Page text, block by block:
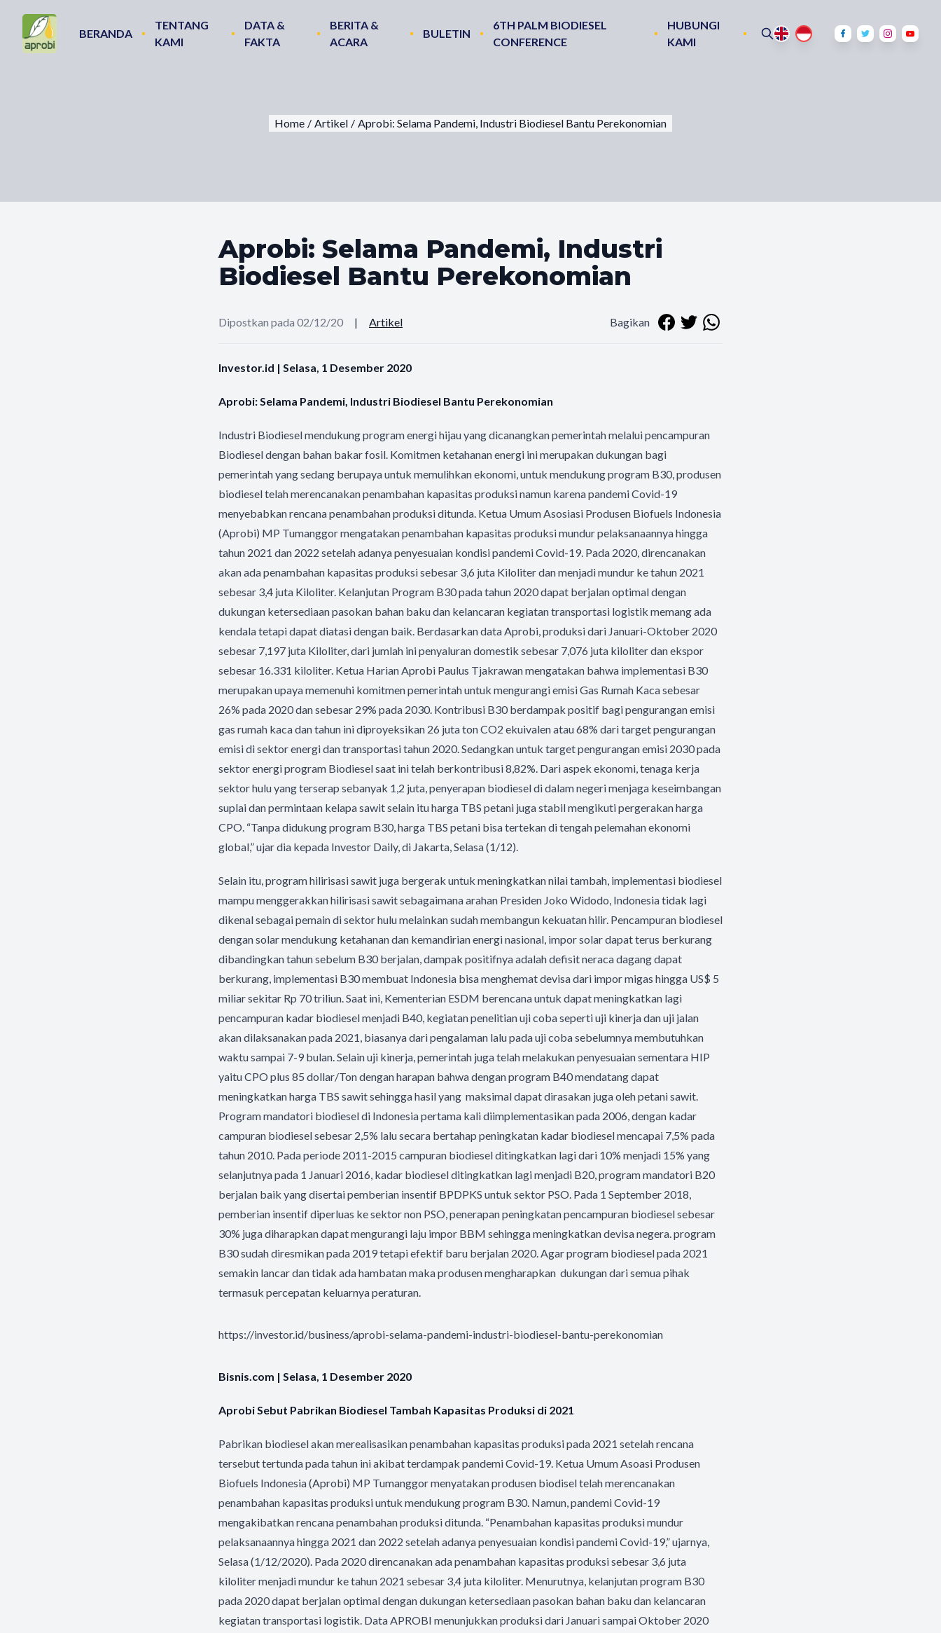
BERANDA
TENTANG
KAMI
DATA &
FAKTA
BERITA &
ACARA
BULETIN
6TH PALM BIODIESEL
CONFERENCE
HUBUNGI
KAMI
Home / Artikel / Aprobi: Selama Pandemi, Industri Biodiesel Bantu Perekonomian
Aprobi: Selama Pandemi, Industri
Biodiesel Bantu Perekonomian
Dipostkan pada 02/12/20 | Artikel Bagikan
Investor.id | Selasa, 1 Desember 2020
Aprobi: Selama Pandemi, Industri Biodiesel Bantu Perekonomian
Industri Biodiesel mendukung program energi hijau yang dicanangkan pemerintah melalui pencampuran
Biodiesel dengan bahan bakar fosil. Komitmen ketahanan energi ini merupakan dukungan bagi
pemerintah yang sedang berupaya untuk memulihkan ekonomi, untuk mendukung program B30, produsen
biodiesel telah merencanakan penambahan kapasitas produksi namun karena pandemi Covid-19
menyebabkan rencana penambahan produksi ditunda. Ketua Umum Asosiasi Produsen Biofuels Indonesia
(Aprobi) MP Tumanggor mengatakan penambahan kapasitas produksi mundur pelaksanaannya hingga
tahun 2021 dan 2022 setelah adanya penyesuaian kondisi pandemi Covid-19. Pada 2020, direncanakan
akan ada penambahan kapasitas produksi sebesar 3,6 juta Kiloliter dan menjadi mundur ke tahun 2021
sebesar 3,4 juta Kiloliter. Kelanjutan Program B30 pada tahun 2020 dapat berjalan optimal dengan
dukungan ketersediaan pasokan bahan baku dan kelancaran kegiatan transportasi logistik memang ada
kendala tetapi dapat diatasi dengan baik. Berdasarkan data Aprobi, produksi dari Januari-Oktober 2020
sebesar 7,197 juta Kiloliter, dari jumlah ini penyaluran domestik sebesar 7,076 juta kiloliter dan ekspor
sebesar 16.331 kiloliter. Ketua Harian Aprobi Paulus Tjakrawan mengatakan bahwa implementasi B30
merupakan upaya memenuhi komitmen pemerintah untuk mengurangi emisi Gas Rumah Kaca sebesar
26% pada 2020 dan sebesar 29% pada 2030. Kontribusi B30 berdampak positif bagi pengurangan emisi
gas rumah kaca dan tahun ini diproyeksikan 26 juta ton CO2 ekuivalen atau 68% dari target pengurangan
emisi di sektor energi dan transportasi tahun 2020. Sedangkan untuk target pengurangan emisi 2030 pada
sektor energi program Biodiesel saat ini telah berkontribusi 8,82%. Dari aspek ekonomi, tenaga kerja
sektor hulu yang terserap sebanyak 1,2 juta, penyerapan biodiesel di dalam negeri menjaga keseimbangan
suplai dan permintaan kelapa sawit selain itu harga TBS petani juga stabil mengikuti pergerakan harga
CPO. “Tanpa didukung program B30, harga TBS petani bisa tertekan di tengah pelemahan ekonomi
global,” ujar dia kepada Investor Daily, di Jakarta, Selasa (1/12).
Selain itu, program hilirisasi sawit juga bergerak untuk meningkatkan nilai tambah, implementasi biodiesel
mampu menggerakkan hilirisasi sawit sebagaimana arahan Presiden Joko Widodo, Indonesia tidak lagi
dikenal sebagai pemain di sektor hulu melainkan sudah membangun kekuatan hilir. Pencampuran biodiesel
dengan solar mendukung ketahanan dan kemandirian energi nasional, impor solar dapat terus berkurang
dibandingkan tahun sebelum B30 berjalan, dampak positifnya adalah defisit neraca dagang dapat
berkurang, implementasi B30 membuat Indonesia bisa menghemat devisa dari impor migas hingga US$ 5
miliar sekitar Rp 70 triliun. Saat ini, Kementerian ESDM berencana untuk dapat meningkatkan lagi
pencampuran kadar biodiesel menjadi B40, kegiatan penelitian uji coba seperti uji kinerja dan uji jalan
akan dilaksanakan pada 2021, biasanya dari pengalaman lalu pada uji coba sebelumnya membutuhkan
waktu sampai 7-9 bulan. Selain uji kinerja, pemerintah juga telah melakukan penyesuaian sementara HIP
yaitu CPO plus 85 dollar/Ton dengan harapan bahwa dengan program B40 mendatang dapat
meningkatkan harga TBS sawit sehingga hasil yang maksimal dapat dirasakan juga oleh petani sawit.
Program mandatori biodiesel di Indonesia pertama kali diimplementasikan pada 2006, dengan kadar
campuran biodiesel sebesar 2,5% lalu secara bertahap peningkatan kadar biodiesel mencapai 7,5% pada
tahun 2010. Pada periode 2011-2015 campuran biodiesel ditingkatkan lagi dari 10% menjadi 15% yang
selanjutnya pada 1 Januari 2016, kadar biodiesel ditingkatkan lagi menjadi B20, program mandatori B20
berjalan baik yang disertai pemberian insentif BPDPKS untuk sektor PSO. Pada 1 September 2018,
pemberian insentif diperluas ke sektor non PSO, penerapan peningkatan pencampuran biodiesel sebesar
30% juga diharapkan dapat mengurangi laju impor BBM sehingga meningkatkan devisa negera. program
B30 sudah diresmikan pada 2019 tetapi efektif baru berjalan 2020. Agar program biodiesel pada 2021
semakin lancar dan tidak ada hambatan maka produsen mengharapkan dukungan dari semua pihak
termasuk percepatan keluarnya peraturan.
https://investor.id/business/aprobi-selama-pandemi-industri-biodiesel-bantu-perekonomian
Bisnis.com | Selasa, 1 Desember 2020
Aprobi Sebut Pabrikan Biodiesel Tambah Kapasitas Produksi di 2021
Pabrikan biodiesel akan merealisasikan penambahan kapasitas produksi pada 2021 setelah rencana
tersebut tertunda pada tahun ini akibat terdampak pandemi Covid-19. Ketua Umum Asoasi Produsen
Biofuels Indonesia (Aprobi) MP Tumanggor menyatakan produsen biodisel telah merencanakan
penambahan kapasitas produksi untuk mendukung program B30. Namun, pandemi Covid-19
mengakibatkan rencana penambahan produksi ditunda. “Penambahan kapasitas produksi mundur
pelaksanaannya hingga 2021 dan 2022 setelah adanya penyesuaian kondisi pandemi Covid-19,” ujarnya,
Selasa (1/12/2020). Pada 2020 direncanakan ada penambahan kapasitas produksi sebesar 3,6 juta
kiloliter menjadi mundur ke tahun 2021 sebesar 3,4 juta kiloliter. Menurutnya, kelanjutan program B30
pada 2020 dapat berjalan optimal dengan dukungan ketersediaan pasokan bahan baku dan kelancaran
kegiatan transportasi logistik. Data APROBI menunjukkan produksi dari Januari sampai Oktober 2020